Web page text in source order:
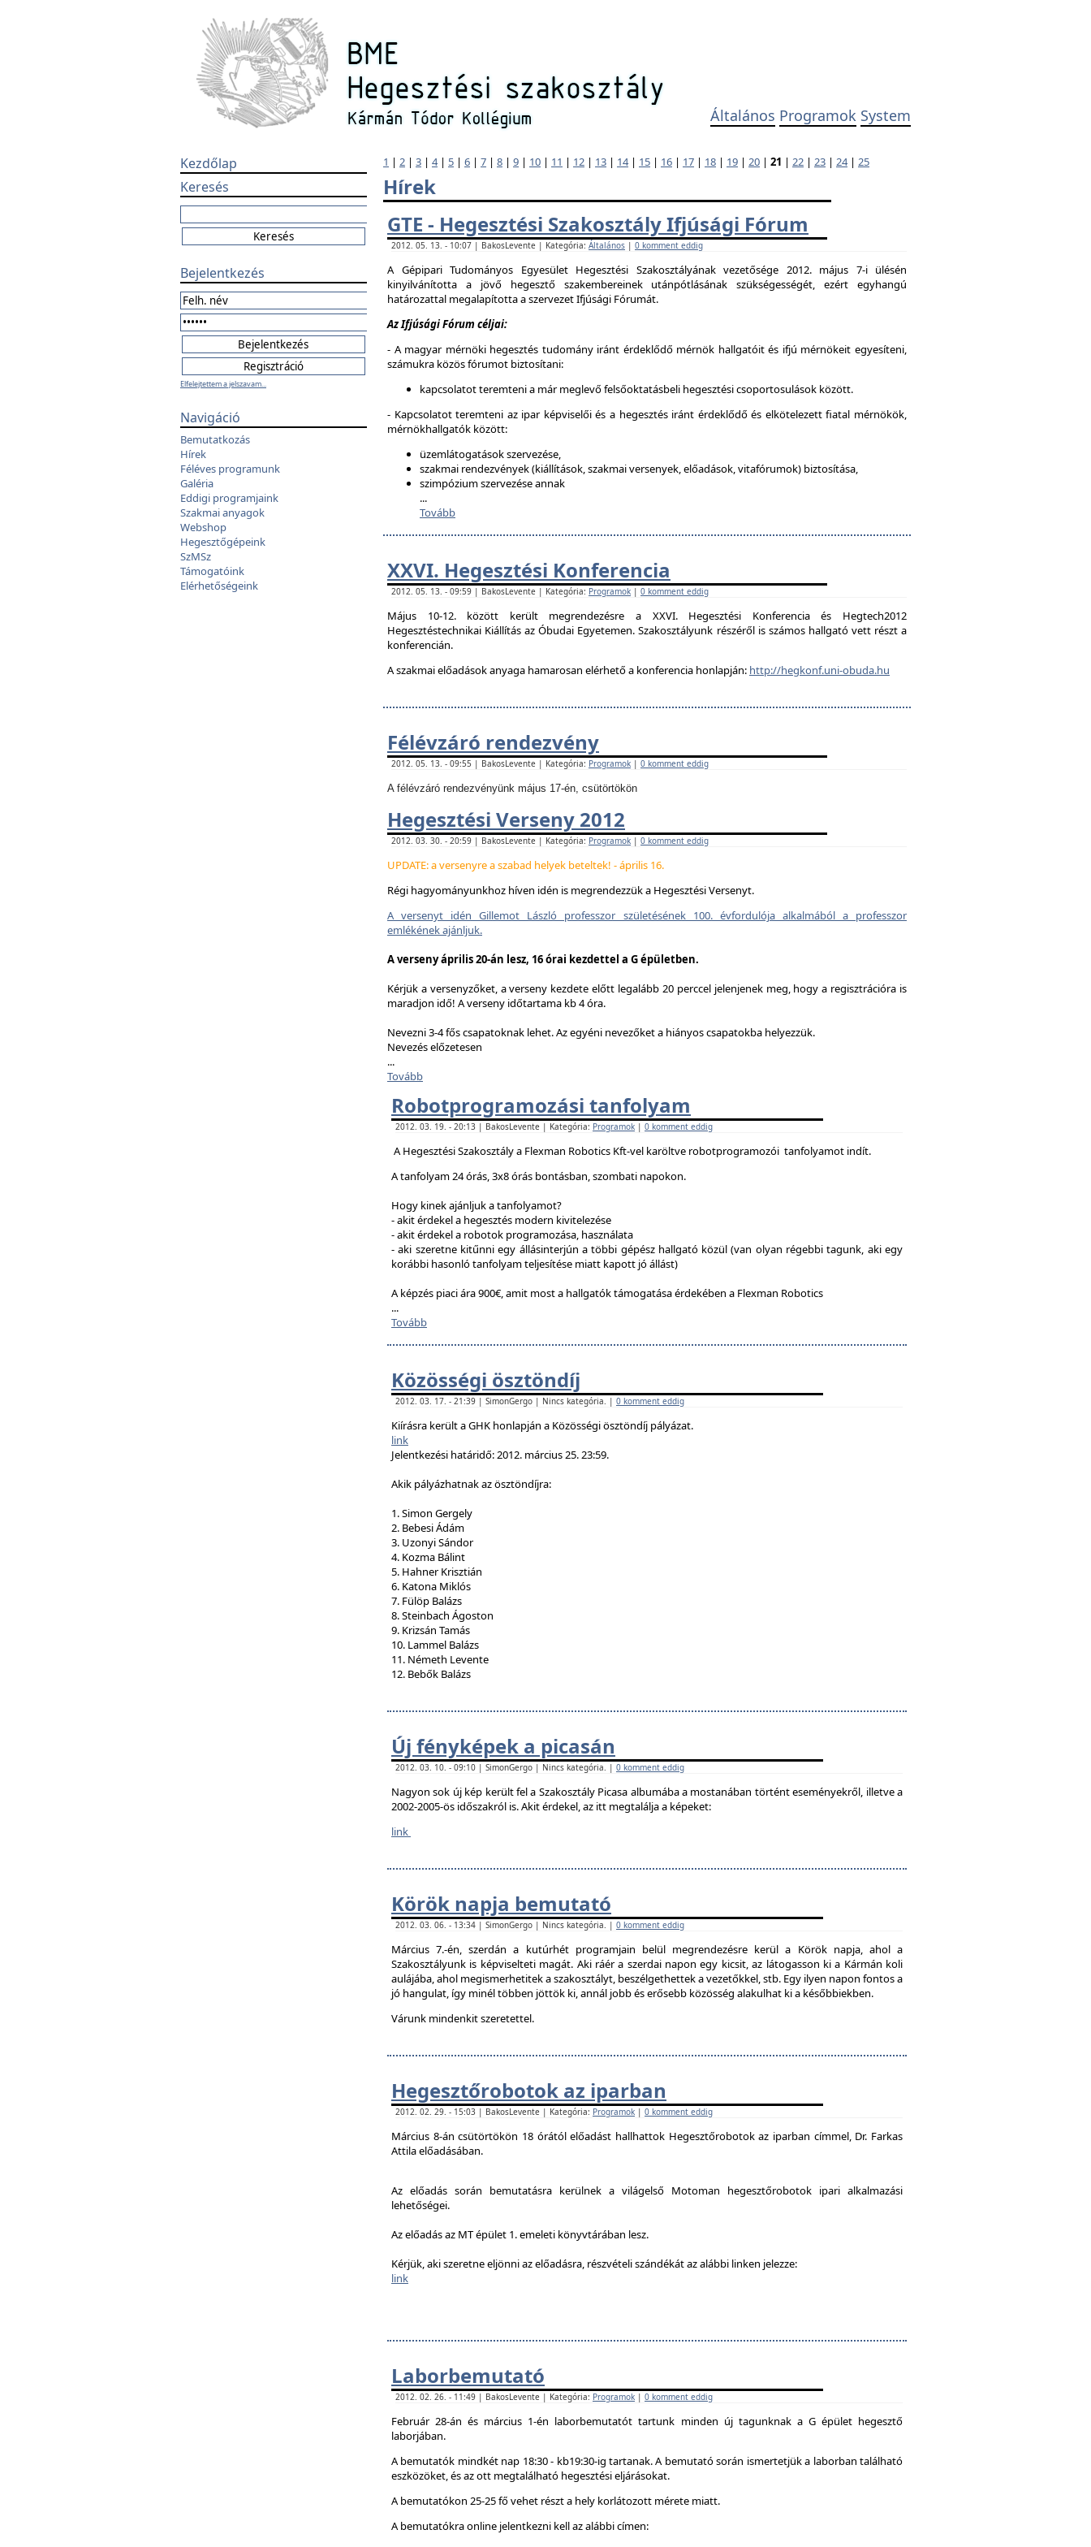
Általános Programok System
Kezdőlap
Keresés
Bejelentkezés
Elfelejtettem a jelszavam...
Navigáció
Bemutatkozás
Hírek
Féléves programunk
Galéria
Eddigi programjaink
Szakmai anyagok
Webshop
Hegesztőgépeink
SzMSz
Támogatóink
Elérhetőségeink
1 | 2 | 3 | 4| 5 | 6 | 7 | 8 | 9 | 10 | 11 | 12 | 13 | 14| 15 | 16 | 17 | 18 | 19 | 20 | 21 | 22 | 23 | 24| 25
Hírek
GTE - Hegesztési Szakosztály Ifjúsági Fórum
2012. 05. 13. - 10:07 | BakosLevente | Kategória: Általános | 0 komment eddig
A Gépipari Tudományos Egyesület Hegesztési Szakosztályának vezetősége 2012. május 7-i ülésén
kinyilvánította a jövő hegesztő szakembereinek utánpótlásának szükségességét, ezért egyhangú
határozattal megalapította a szervezet Ifjúsági Fórumát.
Az Ifjúsági Fórum céljai:
- A magyar mérnöki hegesztés tudomány iránt érdeklődő mérnök hallgatóit és ifjú mérnökeit egyesíteni,
számukra közös fórumot biztosítani:
kapcsolatot teremteni a már meglevő felsőoktatásbeli hegesztési csoportosulások között.
- Kapcsolatot teremteni az ipar képviselői és a hegesztés iránt érdeklődő és elkötelezett fiatal mérnökök,
mérnökhallgatók között:
üzemlátogatások szervezése,
szakmai rendezvények (kiállítások, szakmai versenyek, előadások, vitafórumok) biztosítása,
szimpózium szervezése annak
...
Tovább
XXVI. Hegesztési Konferencia
2012. 05. 13. - 09:59 | BakosLevente | Kategória: Programok | 0 komment eddig
Május 10-12. között került megrendezésre a XXVI. Hegesztési Konferencia és Hegtech2012
Hegesztéstechnikai Kiállítás az Óbudai Egyetemen. Szakosztályunk részéről is számos hallgató vett részt a
konferencián.
A szakmai előadások anyaga hamarosan elérhető a konferencia honlapján: http://hegkonf.uni-obuda.hu
Félévzáró rendezvény
2012. 05. 13. - 09:55 | BakosLevente | Kategória: Programok | 0 komment eddig
A félévzáró rendezvényünk május 17-én, csütörtökön
Hegesztési Verseny 2012
2012. 03. 30. - 20:59 | BakosLevente | Kategória: Programok | 0 komment eddig
UPDATE: a versenyre a szabad helyek beteltek! - április 16.
Régi hagyományunkhoz híven idén is megrendezzük a Hegesztési Versenyt.
A versenyt idén Gillemot László professzor születésének 100. évfordulója alkalmából a professzor
emlékének ajánljuk.
A verseny április 20-án lesz, 16 órai kezdettel a G épületben.
Kérjük a versenyzőket, a verseny kezdete előtt legalább 20 perccel jelenjenek meg, hogy a regisztrációra is
maradjon idő! A verseny időtartama kb 4 óra.
Nevezni 3-4 fős csapatoknak lehet. Az egyéni nevezőket a hiányos csapatokba helyezzük.
Nevezés előzetesen
...
Tovább
Robotprogramozási tanfolyam
2012. 03. 19. - 20:13 | BakosLevente | Kategória: Programok | 0 komment eddig
A Hegesztési Szakosztály a Flexman Robotics Kft-vel karöltve robotprogramozói tanfolyamot indít.
A tanfolyam 24 órás, 3x8 órás bontásban, szombati napokon.
Hogy kinek ajánljuk a tanfolyamot?
- akit érdekel a hegesztés modern kivitelezése
- akit érdekel a robotok programozása, használata
- aki szeretne kitűnni egy állásinterjún a többi gépész hallgató közül (van olyan régebbi tagunk, aki egy
korábbi hasonló tanfolyam teljesítése miatt kapott jó állást)
A képzés piaci ára 900€, amit most a hallgatók támogatása érdekében a Flexman Robotics
...
Tovább
Közösségi ösztöndíj
2012. 03. 17. - 21:39 | SimonGergo | Nincs kategória. | 0 komment eddig
Kiírásra került a GHK honlapján a Közösségi ösztöndíj pályázat.
link
Jelentkezési határidő: 2012. március 25. 23:59.
Akik pályázhatnak az ösztöndíjra:
1. Simon Gergely
2. Bebesi Ádám
3. Uzonyi Sándor
4. Kozma Bálint
5. Hahner Krisztián
6. Katona Miklós
7. Fülöp Balázs
8. Steinbach Ágoston
9. Krizsán Tamás
10. Lammel Balázs
11. Németh Levente
12. Bebők Balázs
Új fényképek a picasán
2012. 03. 10. - 09:10 | SimonGergo | Nincs kategória. | 0 komment eddig
Nagyon sok új kép került fel a Szakosztály Picasa albumába a mostanában történt eseményekről, illetve a
2002-2005-ös időszakról is. Akit érdekel, az itt megtalálja a képeket:
link
Körök napja bemutató
2012. 03. 06. - 13:34 | SimonGergo | Nincs kategória. | 0 komment eddig
Március 7.-én, szerdán a kutúrhét programjain belül megrendezésre kerül a Körök napja, ahol a
Szakosztályunk is képviselteti magát. Aki ráér a szerdai napon egy kicsit, az látogasson ki a Kármán koli
aulájába, ahol megismerhetitek a szakosztályt, beszélgethettek a vezetőkkel, stb. Egy ilyen napon fontos a
jó hangulat, így minél többen jöttök ki, annál jobb és erősebb közösség alakulhat ki a későbbiekben.
Várunk mindenkit szeretettel.
Hegesztőrobotok az iparban
2012. 02. 29. - 15:03 | BakosLevente | Kategória: Programok | 0 komment eddig
Március 8-án csütörtökön 18 órától előadást hallhattok Hegesztőrobotok az iparban címmel, Dr. Farkas
Attila előadásában.
Az előadás során bemutatásra kerülnek a világelső Motoman hegesztőrobotok ipari alkalmazási
lehetőségei.
Az előadás az MT épület 1. emeleti könyvtárában lesz.
Kérjük, aki szeretne eljönni az előadásra, részvételi szándékát az alábbi linken jelezze:
link
Laborbemutató
2012. 02. 26. - 11:49 | BakosLevente | Kategória: Programok | 0 komment eddig
Február 28-án és március 1-én laborbemutatót tartunk minden új tagunknak a G épület hegesztő
laborjában.
A bemutatók mindkét nap 18:30 - kb19:30-ig tartanak. A bemutató során ismertetjük a laborban található
eszközöket, és az ott megtalálható hegesztési eljárásokat.
A bemutatókon 25-25 fő vehet részt a hely korlátozott mérete miatt.
A bemutatókra online jelentkezni kell az alábbi címen: